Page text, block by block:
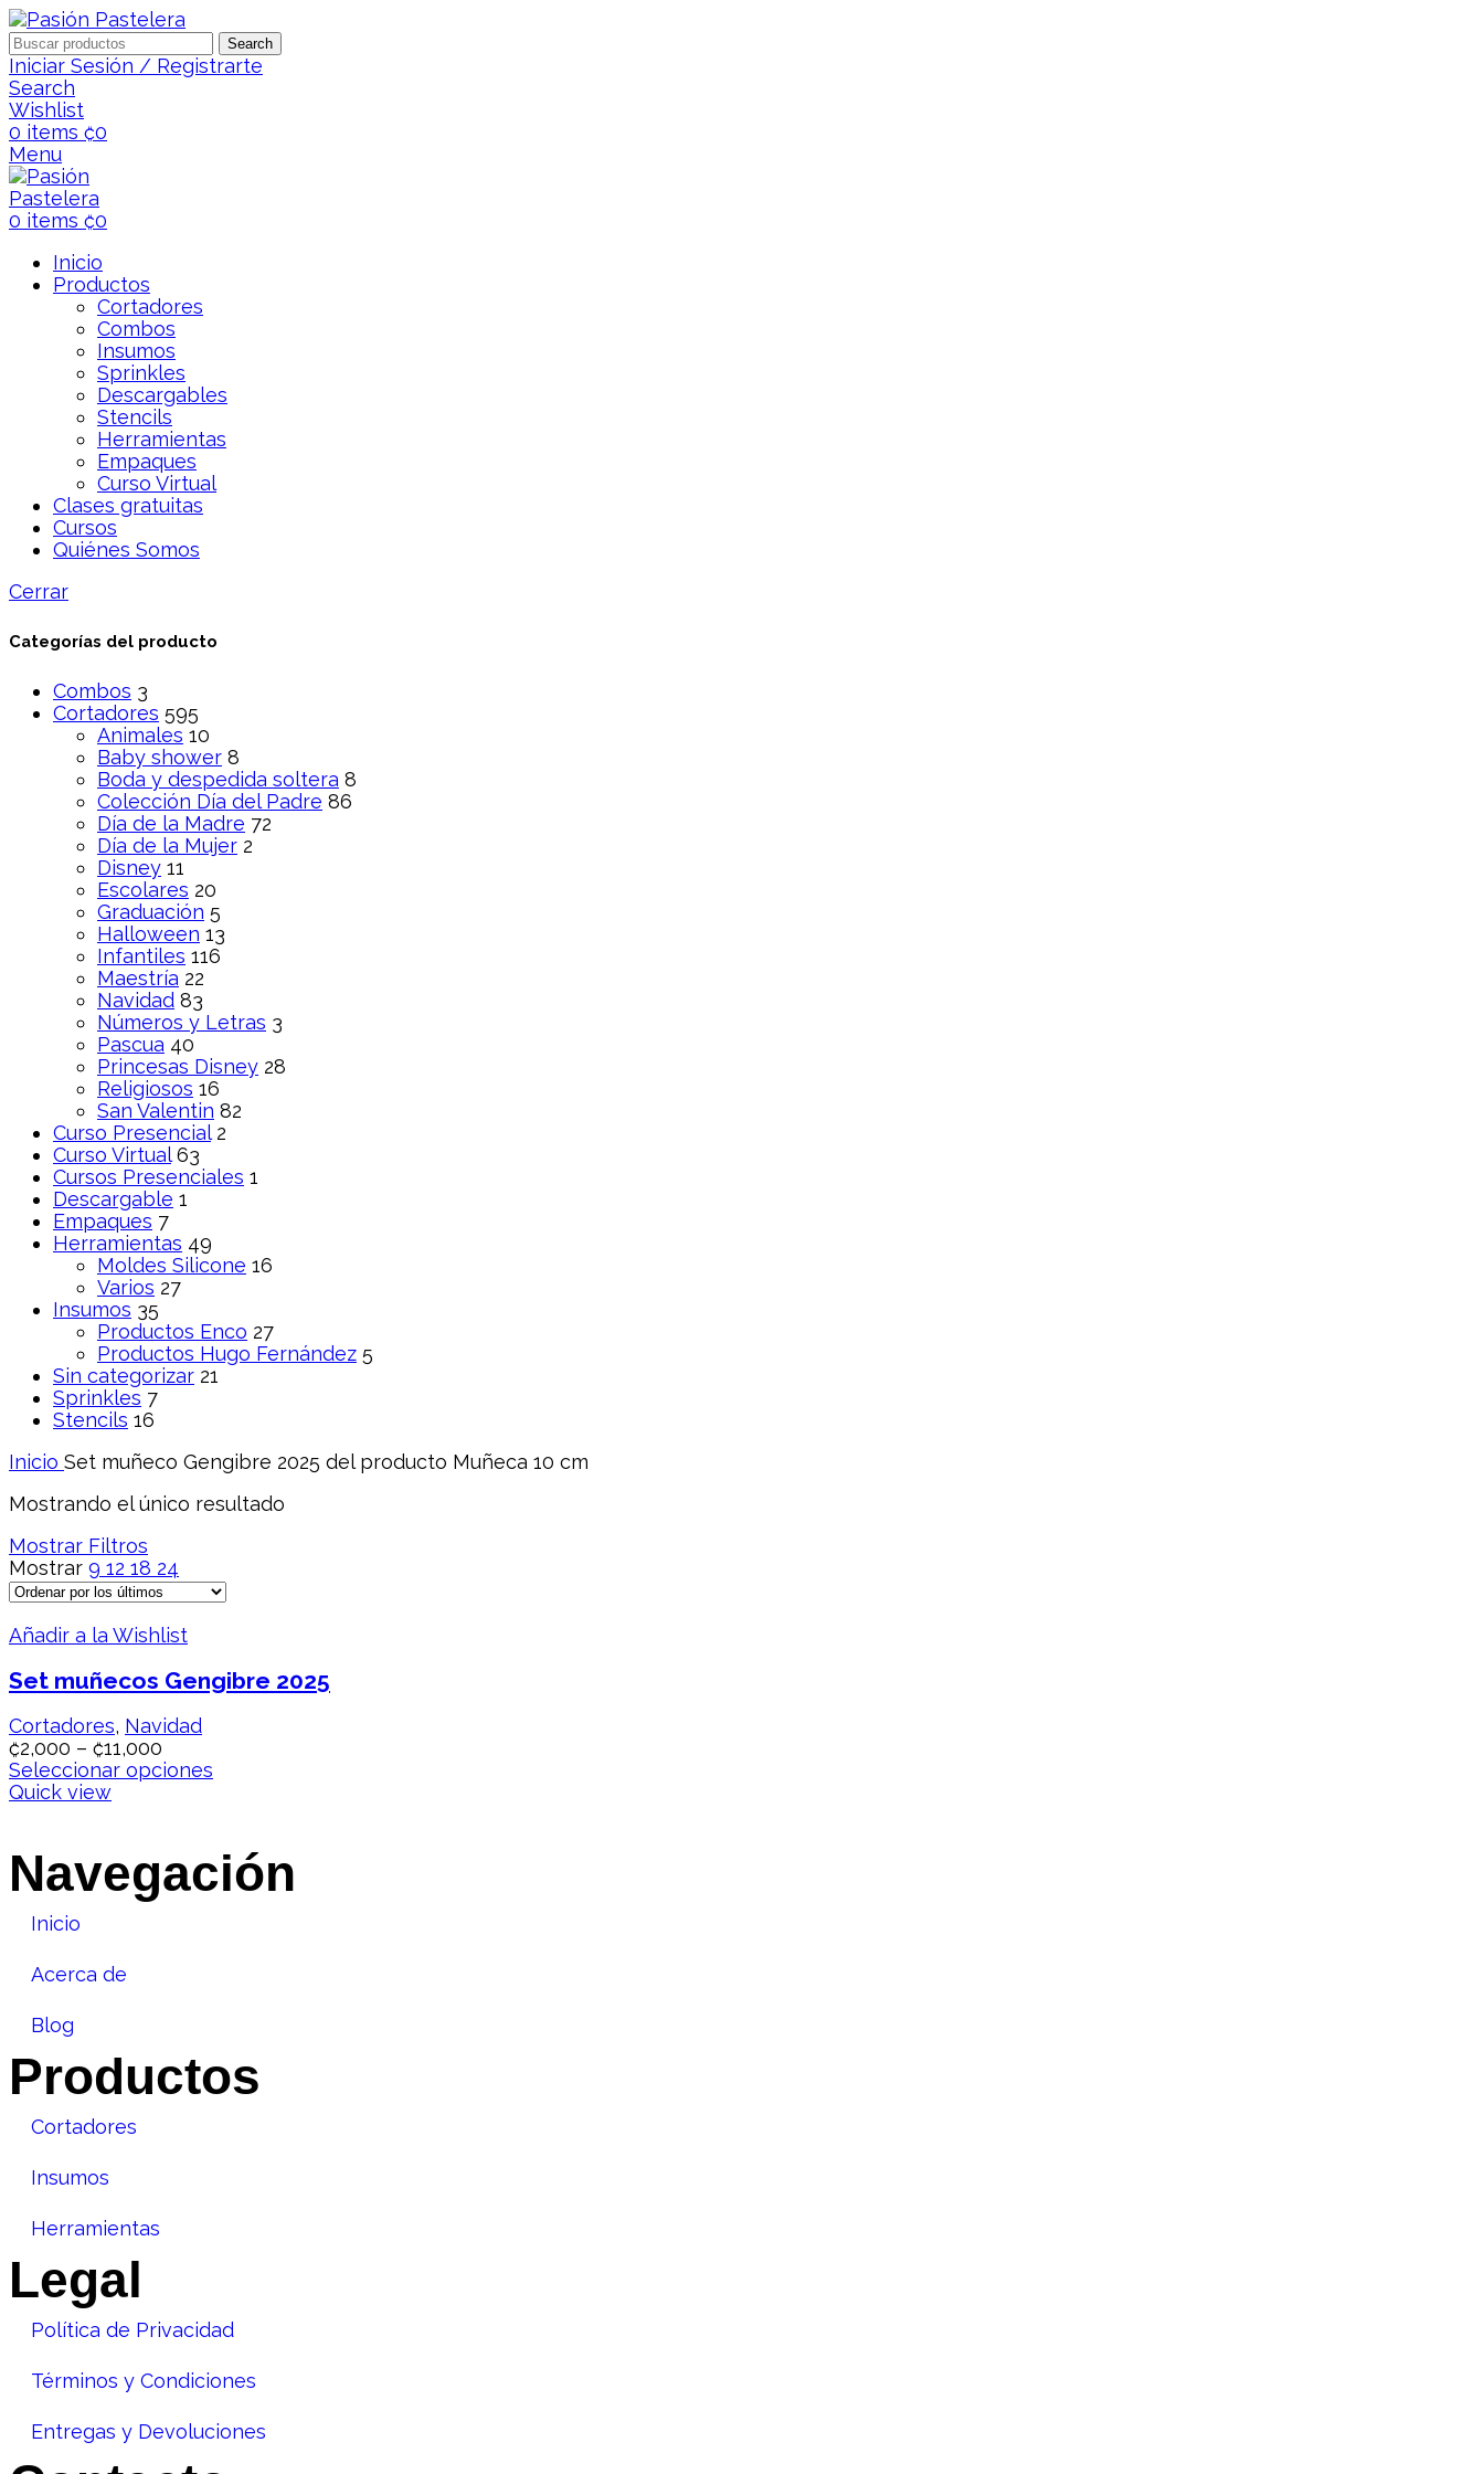
Search
Iniciar Sesión / Registrarte
Search
Wishlist
0 items ₡0
Menu
0 items ₡0
Inicio
Productos
Cortadores
Combos
Insumos
Sprinkles
Descargables
Stencils
Herramientas
Empaques
Curso Virtual
Clases gratuitas
Cursos
Quiénes Somos
Cerrar
Categorías del producto
Combos 3
Cortadores 595
Animales 10
Baby shower 8
Boda y despedida soltera 8
Colección Día del Padre 86
Día de la Madre 72
Día de la Mujer 2
Disney 11
Escolares 20
Graduación 5
Halloween 13
Infantiles 116
Maestría 22
Navidad 83
Números y Letras 3
Pascua 40
Princesas Disney 28
Religiosos 16
San Valentin 82
Curso Presencial 2
Curso Virtual 63
Cursos Presenciales 1
Descargable 1
Empaques 7
Herramientas 49
Moldes Silicone 16
Varios 27
Insumos 35
Productos Enco 27
Productos Hugo Fernández 5
Sin categorizar 21
Sprinkles 7
Stencils 16
Inicio Set muñeco Gengibre 2025 del producto Muñeca 10 cm
Mostrando el único resultado
Mostrar Filtros
Mostrar 9 12 18 24
Añadir a la Wishlist
Set muñecos Gengibre 2025
Cortadores, Navidad
₡2,000 – ₡11,000
Seleccionar opciones
Quick view
Navegación
Inicio
Acerca de
Blog
Productos
Cortadores
Insumos
Herramientas
Legal
Política de Privacidad
Términos y Condiciones
Entregas y Devoluciones